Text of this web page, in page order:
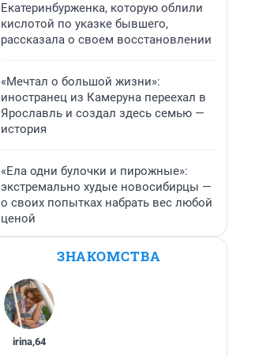
Екатеринбурженка, которую облили
кислотой по указке бывшего,
рассказала о своем восстановлении
«Мечтал о большой жизни»:
иностранец из Камеруна переехал в
Ярославль и создал здесь семью —
история
«Ела одни булочки и пирожные»:
экстремально худые новосибирцы —
о своих попытках набрать вес любой
ценой
ЗНАКОМСТВА
irina,64